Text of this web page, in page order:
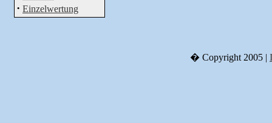
· Einzelwertung
� Copyright 2005 |